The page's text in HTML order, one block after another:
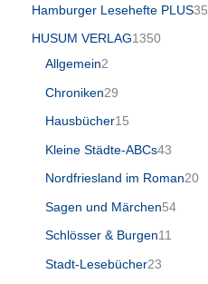
Hamburger Lesehefte PLUS35
HUSUM VERLAG1350
Allgemein2
Chroniken29
Hausbücher15
Kleine Städte-ABCs43
Nordfriesland im Roman20
Sagen und Märchen54
Schlösser & Burgen11
Stadt-Lesebücher23